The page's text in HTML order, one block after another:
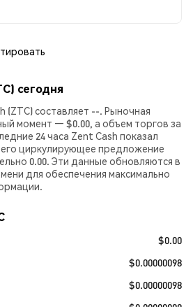
сегодня
(ZTC) составляет --. Рыночная
момент — $0.00, а объем торгов за
24 часа Zent Cash показал
его циркулирующее предложение
0.00. Эти данные обновляются в
для обеспечения максимально
$0.00
$0.00000098
$0.00000098